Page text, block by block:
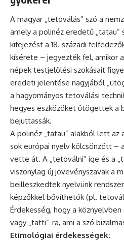
A magyar „tetoválás” szó a
amely a polinéz eredetű „tatau”
kifejezést a 18. századi
kísérete – jegyezték fel, amikor
népek testjelölési szokásait
eredeti jelentése nagyjából
a hagyományos tetoválási
hegyes eszközöket ütögettek a
bejuttassák.
A polinéz „tatau” alakból lett az
sok európai nyelv kölcsönzött –
vette át. A „tetoválni” ige és a
viszonylag új jövevényszavak a
beilleszkedtek nyelvünk
képzőkkel bővíthetők (pl.
Érdekesség, hogy a
vagy „tatti”-ra, ami a szó
Etimológiai érdekességek: